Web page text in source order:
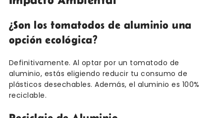
¿Son los tomatodos de aluminio una
opción ecológica?
Definitivamente. Al optar por un tomatodo de
aluminio, estás eligiendo reducir tu consumo de
plásticos desechables. Además, el aluminio es 100%
reciclable.